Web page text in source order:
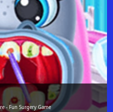
- Fun Surgery Game